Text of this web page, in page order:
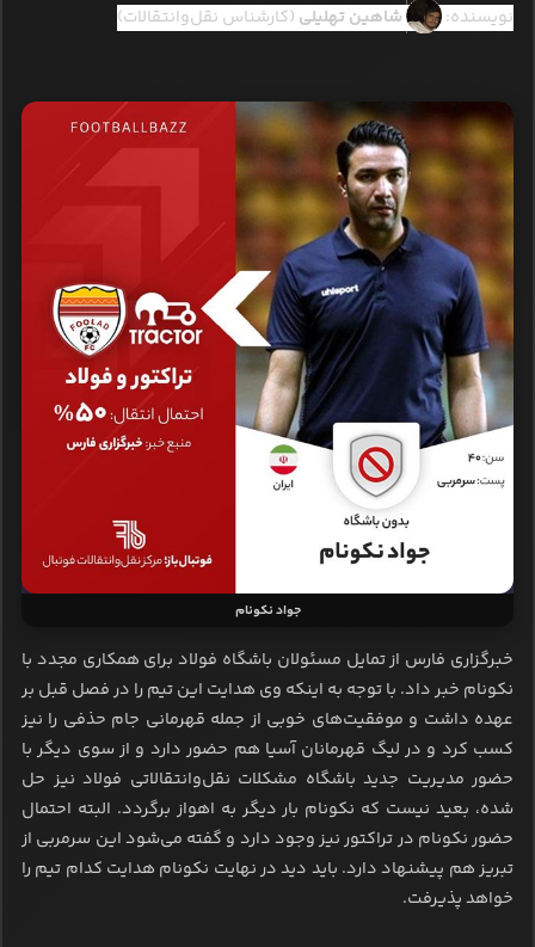
نویسنده: شاهین تهلیلی (کارشناس نقل‌وانتقالات)
جواد نکونام
خبرگزاری فارس از تمایل مسئولان باشگاه فولاد برای همکاری مجدد با
نکونام خبر داد. با توجه به اینکه وی هدایت این تیم را در فصل قبل بر
عهده داشت و موفقیت‌های خوبی از جمله قهرمانی جام حذفی را نیز
کسب کرد و در لیگ قهرمانان آسیا هم حضور دارد و از سوی دیگر با
حضور مدیریت جدید باشگاه مشکلات نقل‌و‌انتقالاتی فولاد نیز حل
شده، بعید نیست که نکونام بار دیگر به اهواز برگردد. البته احتمال
حضور نکونام در تراکتور نیز وجود دارد و گفته می‌شود این سرمربی از
تبریز هم پیشنهاد دارد. باید دید در نهایت نکونام هدایت کدام تیم را
خواهد پذیرفت.